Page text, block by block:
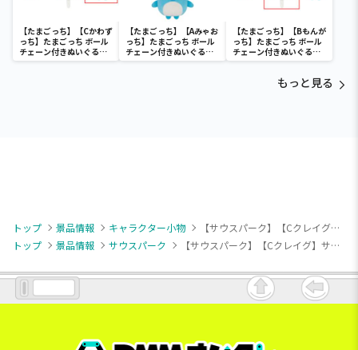
【たまごっち】【Cかわず
っち】たまごっち ボール
チェーン付きぬいぐるみ
～Tamagotchi
【たまごっち】【Aみゃお
っち】たまごっち ボール
チェーン付きぬいぐるみ
～Tamagotchi
【たまごっち】【Bもんが
っち】たまごっち ボール
チェーン付きぬいぐるみ
～Tamagotchi
もっと見る
トップ 景品情報 キャラクター小物
【サウスパーク】【Cクレイグ】サウスパーク マスコット2
トップ
景品情報 サウスパーク 【サウスパーク】【Cクレイグ】サウスパーク マスコット2